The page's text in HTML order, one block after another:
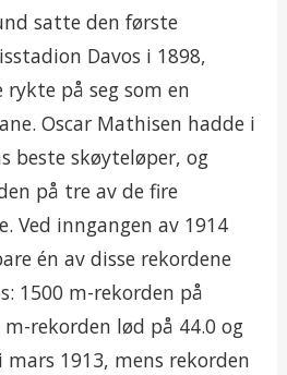
satte den første
Davos i 1898,
rykte på seg som en
Oscar Mathisen hadde i
beste skøyteløper, og
på tre av de fire
Ved inngangen av 1914
én av disse rekordene
1500 m-rekorden på
m-rekorden lød på 44.0 og
1913, mens rekorden